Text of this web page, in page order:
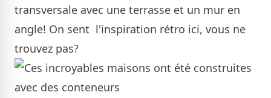
transversale avec une terrasse et un mur en
angle! On sent l'inspiration rétro ici, vous ne
trouvez pas?